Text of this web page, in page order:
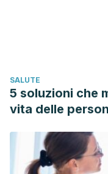
https://doi.org/
Salas-Blas, Edwin,
Yupari, Victoria.
comportamentales
peruanas.
Revista
Universitaria,15(2),
SALUTE
5 soluzioni che
vita delle